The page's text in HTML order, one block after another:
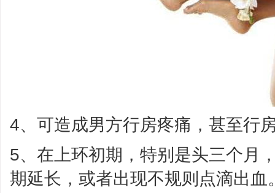
4、可造成男方行房疼痛，甚至行
5、在上环初期，特别是头三个月
期延长，或者出现不规则点滴出